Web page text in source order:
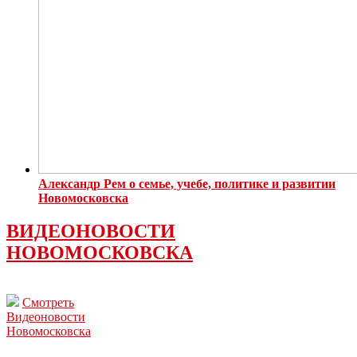
Александр Рем о семье, учебе, политике и развитии
Новомосковска
ВИДЕОНОВОСТИ
НОВОМОСКОВСКА
Смотреть
Видеоновости
Новомосковска